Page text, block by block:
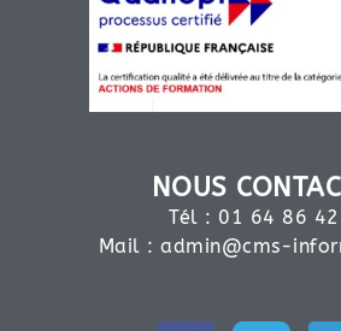
NOUS
Tél : 01 64 86
Mail :admin@cms-